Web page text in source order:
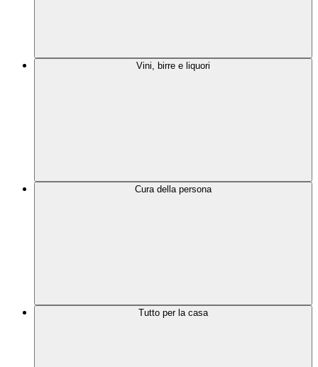
Vini, birre e liquori
Cura della persona
Tutto per la casa